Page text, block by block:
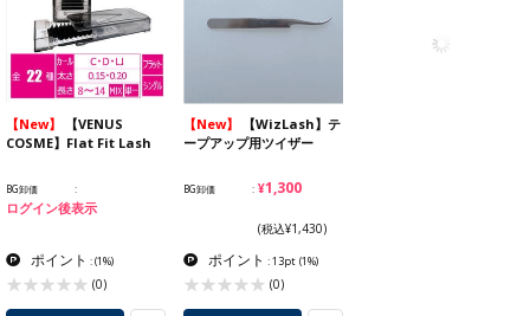
【New】
COSME】Flat Fit Lash
BG卸価
ログイン後表示
ポイント :(1%)
(0)
【New】
ープアップ用ツイザー
BG卸価 ¥1,300
(税込¥1,430)
ポイント : 13pt (1%)
(0)